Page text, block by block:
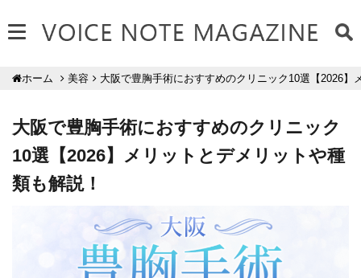
ホーム 美容 大阪で豊胸手術におすすめのクリニック10選【2026】
大阪で豊胸手術におすすめのクリニック
10選【2026】メリットとデメリットや種
類も解説！